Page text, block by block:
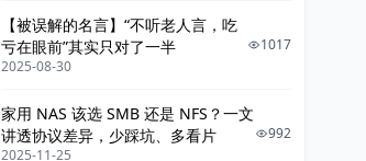
5. 查看与时钟源的连通性（Reach 字
段）
6. 查看系统时间来源
【被误解的名言】“不听老人言，吃
亏在眼前”其实只对了一半
2025-08-30
1017
家用 NAS 该选 SMB 还是 NFS？一文
讲透协议差异，少踩坑、多看片
2025-11-25
992